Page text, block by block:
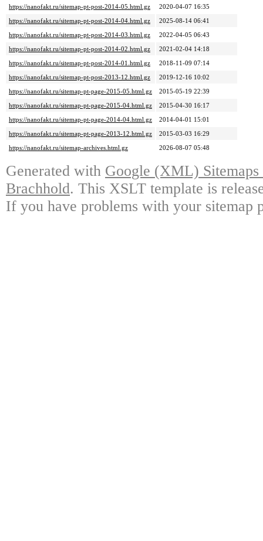
https://nanofakt.ru/sitemap-pt-post-2014-05.html.gz
2020-04-07 16:35
https://nanofakt.ru/sitemap-pt-post-2014-04.html.gz
2025-08-14 06:41
https://nanofakt.ru/sitemap-pt-post-2014-03.html.gz
2022-04-05 06:43
https://nanofakt.ru/sitemap-pt-post-2014-02.html.gz
2021-02-04 14:18
https://nanofakt.ru/sitemap-pt-post-2014-01.html.gz
2018-11-09 07:14
https://nanofakt.ru/sitemap-pt-post-2013-12.html.gz
2019-12-16 10:02
https://nanofakt.ru/sitemap-pt-page-2015-05.html.gz
2015-05-19 22:39
https://nanofakt.ru/sitemap-pt-page-2015-04.html.gz
2015-04-30 16:17
https://nanofakt.ru/sitemap-pt-page-2014-04.html.gz
2014-04-01 15:01
https://nanofakt.ru/sitemap-pt-page-2013-12.html.gz
2015-03-03 16:29
https://nanofakt.ru/sitemap-archives.html.gz
2026-08-07 05:48
Generated with Google (XML)
Brachhold. This XSLT template is
If you have problems with your sitemap